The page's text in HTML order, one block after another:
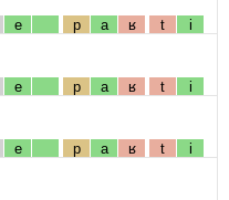
e p a ʁ t i
e p a ʁ t i
e p a ʁ t i